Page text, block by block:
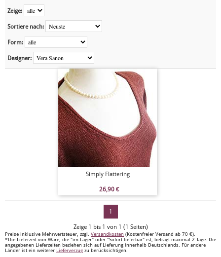
Zeige:
Sortiere nach:
Form:
Designer:
Simply Flattering
26,90 €
1
Zeige 1 bis 1 von 1 (1 Seiten)
Preise inklusive Mehrwertsteuer, zzgl. Versandkosten (Kostenfreier Versand ab 70 €).
*Die Lieferzeit von Ware, die "im Lager" oder "Sofort lieferbar" ist, beträgt maximal 2 Tage. Die
angegebenen Lieferzeiten beziehen sich auf Lieferung innerhalb Deutschlands. Für andere
Länder ist ein weiterer Lieferverzug zu berücksichtigen.